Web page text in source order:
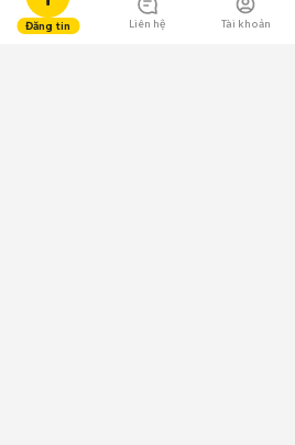
Đăng tin Liên hệ Tài khoản